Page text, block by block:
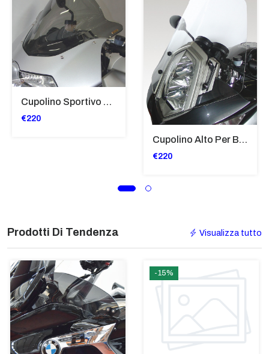
Cupolino Sportivo Per Bmw K 1200 R Sport 2005-07 TRASPARENTE - Sc967-T
€220
Cupolino Alto Per Bmw R 1200 St 2004 - 2007 TRASPARENTE - Sc950-T
€220
Prodotti Di Tendenza Visualizza tutto
-15%